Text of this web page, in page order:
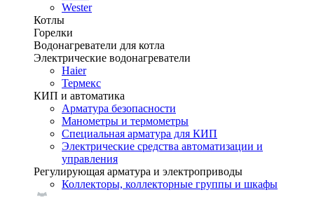
Wester
Котлы
Горелки
Водонагреватели для котла
Электрические водонагреватели
Haier
Термекс
КИП и автоматика
Арматура безопасности
Манометры и термометры
Специальная арматура для КИП
Электрические средства автоматизации и
управления
Регулирующая арматура и электроприводы
Коллекторы, коллекторные группы и шкафы